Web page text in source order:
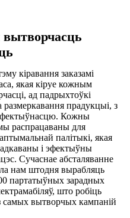
кіравання заказамі
якая кіруе кожным
ад падрыхтоўкі
размеркавання прадукцыі, з
Кожны
распрацаваны для
палітыкі, якая
і эфектыўны
Сучаснае абсталяванне
нам штодня вырабляць
партатыўных зарадных
што робіць
вытворчых кампаній